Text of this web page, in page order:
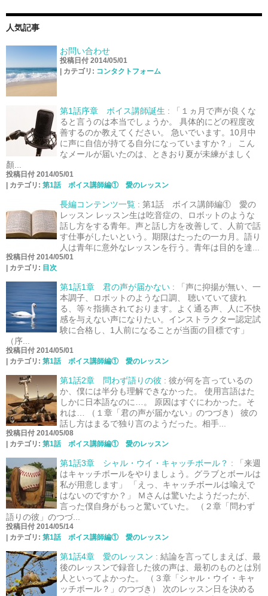
人気記事
お問い合わせ
投稿日付 2014/05/01
カテゴリ: コンタクトフォーム
第1話序章 ボイス講師誕生 :
「１ヵ月で声が良くな
ると言うのは本当でしょうか。 具体的にどの程度改
善するのか教えてください。 急いでいます。10月中
に声に自信が持てる自分になっていますか？」 こん
なメールが届いたのは、ときおり夏が未練がましく
顏...
投稿日付 2014/05/01
カテゴリ: 第1話 ボイス講師編① 愛のレッスン
長編コンテンツ一覧 : 第1話 ボイス講師編① 愛の
レッスン レッスン生は吃音症の、ロボットのような
話し方をする青年。声と話し方を改善して、人前で話
す仕事がしたいという。期限はたったの一カ月。語り
人は青年に意外なレッスンを行う。青年は目的を達...
投稿日付 2014/05/01
カテゴリ: 目次
第1話1章 君の声が届かない :
「声に抑揚が無い、一
本調子、ロボットのような口調、 聴いていて疲れ
る、等々指摘されております。よく通る声、人に不快
感を与えない声になりたい。インストラクター認定試
験に合格し、1人前になることが当面の目標です」
（序...
投稿日付 2014/05/01
カテゴリ: 第1話 ボイス講師編① 愛のレッスン
第1話2章 問わず語りの彼 : 彼が何を言っているの
か、僕には半分も理解できなかった。 使用言語はた
しかに日本語なのに…。 原因はすぐにわかった。そ
れは… （１章「君の声が届かない」のつづき） 彼の
話し方はまるで独り言のようだった。相手...
投稿日付 2014/05/08
カテゴリ: 第1話 ボイス講師編① 愛のレッスン
第1話3章 シャル・ウイ・キャッチボール？ :
「来週
はキャッチボールをやりましょう。グラブとボールは
私が用意します」 「えっ、キャッチボールは喩えで
はないのですか？」 Ｍさんは驚いたようだったが、
言った僕自身がもっと驚いていた。 （２章「問わず
語りの彼」のつづ...
投稿日付 2014/05/14
カテゴリ: 第1話 ボイス講師編① 愛のレッスン
第1話4章 愛のレッスン : 結論を言ってしまえば、最
後のレッスンで録音した彼の声は、最初のものとは別
人といってよかった。 （３章「シャル・ウイ・キャ
ッチボール？」のつづき） 次のレッスン日を決める